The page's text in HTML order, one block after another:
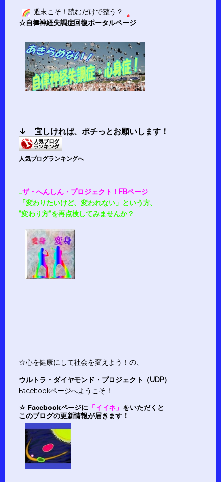
週末こそ！読むだけで整う？
☆自律神経失調症回復ポータルページ
↓ 宜しければ、 ポチっとお願いします！
人気ブログランキングへ
…ザ・へんしん・プロジェクト！FBページ
「変わりたいけど、変われない」という方、
”変わり方”を再点検してみませんか？
☆心を健康にして社会を変えよう！の、
ウルトラ・ダイヤモンド・プロジェクト（UDP）
Facebookページへようこそ！
☆ Facebookページに 「イイネ」 をいただくと
このブログの更新情報が届きます！